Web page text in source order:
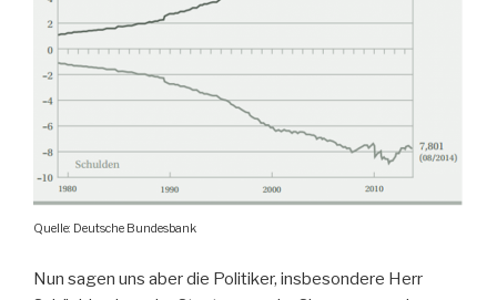
Quelle: Deutsche Bundesbank
Nun sagen uns aber die Politiker, insbesondere Herr